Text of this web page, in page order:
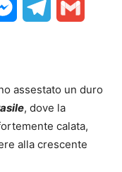
MessengerTelegram
assestato un duro
, dove la
calata,
alla crescente